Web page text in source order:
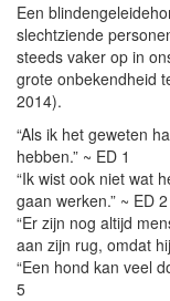
Een
slechtziende
steeds vaker op in
grote onbekendheid
2014).
“Als ik het geweten
hebben.” ~ ED 1
“Ik wist ook niet wat
gaan werken.” ~ ED 2
“Er zijn nog altijd
aan zijn rug, omdat
“Een hond kan veel
5